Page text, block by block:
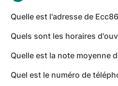
Quelle est l'adresse de
Avanton - Vienne
Quels sont les horaires
lundi: 09:00-19:00 - mardi:
09:00-19:00 - jeudi: 09:00-
19:00 - samedi: 09:00-19:00
Quelle est la note moyenne
sur 5.
Quel est le numéro de